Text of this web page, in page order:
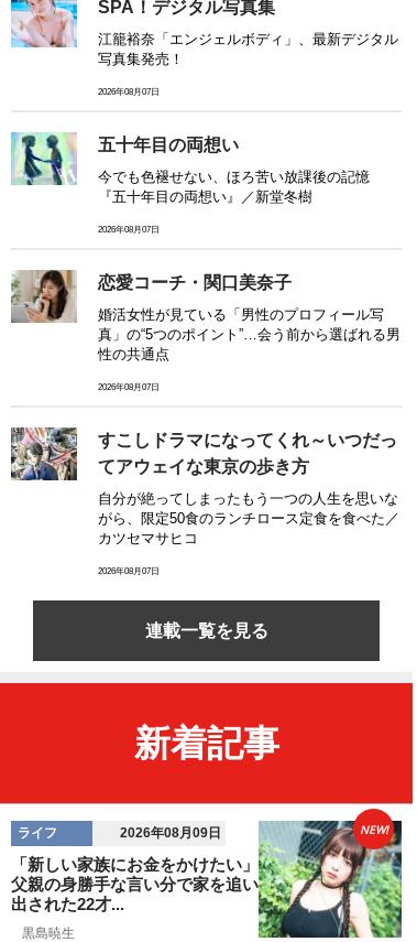
SPA！デジタル写真集
江籠裕奈「エンジェルボディ」、最新デジタル
写真集発売！
2026年08月07日
五十年目の両想い
今でも色褪せない、ほろ苦い放課後の記憶
『五十年目の両想い』／新堂冬樹
2026年08月07日
恋愛コーチ・関口美奈子
婚活女性が見ている「男性のプロフィール写
真」の“5つのポイント”…会う前から選ばれる男
性の共通点
2026年08月07日
すこしドラマになってくれ～いつだっ
てアウェイな東京の歩き方
自分が絶ってしまったもう一つの人生を思いな
がら、限定50食のランチロース定食を食べた／
カツセマサヒコ
2026年08月07日
連載一覧を見る
新着記事
ライフ 2026年08月09日
「新しい家族にお金をかけたい」
父親の身勝手な言い分で家を追い
出された22才...
黒島暁生
NEW!